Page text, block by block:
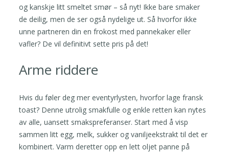
og kanskje litt smeltet smør – så nyt! Ikke bare smaker
de deilig, men de ser også nydelige ut. Så hvorfor ikke
unne partneren din en frokost med pannekaker eller
vafler? De vil definitivt sette pris på det!
Arme riddere
Hvis du føler deg mer eventyrlysten, hvorfor lage fransk
toast? Denne utrolig smakfulle og enkle retten kan nytes
av alle, uansett smakspreferanser. Start med å visp
sammen litt egg, melk, sukker og vaniljeekstrakt til det er
kombinert. Varm deretter opp en lett oljet panne på